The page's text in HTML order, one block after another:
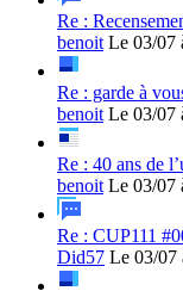
Re :
benoit Le 03/07
Re : garde à
benoit Le 03/07
Re : 40 ans de
benoit Le 03/07
Re : CUP111
Did57 Le 03/07